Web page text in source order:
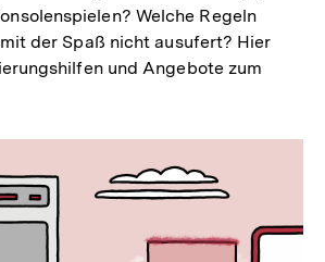
Welche Regeln
der Spaß nicht ausufert? Hier
und Angebote zum